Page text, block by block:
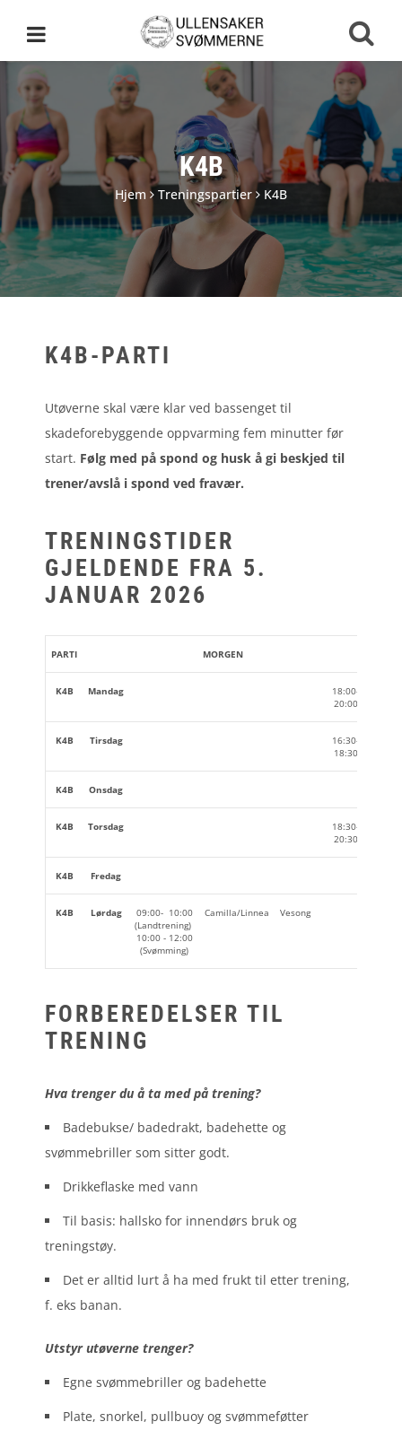
K4B
Hjem Treningspartier K4B
K4B-PARTI
Utøverne skal være klar ved bassenget til
skadeforebyggende oppvarming fem minutter før
start. Følg med på spond og husk å gi beskjed til
trener/avslå i spond ved fravær.
TRENINGSTIDER
GJELDENDE FRA 5.
JANUAR 2026
PARTI MORGEN
K4B Mandag
18:00-
20:00
K4B Tirsdag
16:30-
18:30
K4B Onsdag
K4B Torsdag
18:30-
20:30
K4B Fredag
K4B Lørdag
09:00- 10:00
(Landtrening)
10:00 - 12:00
(Svømming)
Camilla/Linnea Vesong
FORBEREDELSER TIL
TRENING
Hva trenger du å ta med på trening?
Badebukse/ badedrakt, badehette og
svømmebriller som sitter godt.
Drikkeflaske med vann
Til basis: hallsko for innendørs bruk og
treningstøy.
Det er alltid lurt å ha med frukt til etter trening,
f. eks banan.
Utstyr utøverne trenger?
Egne svømmebriller og badehette
Plate, snorkel, pullbuoy og svømmeføtter